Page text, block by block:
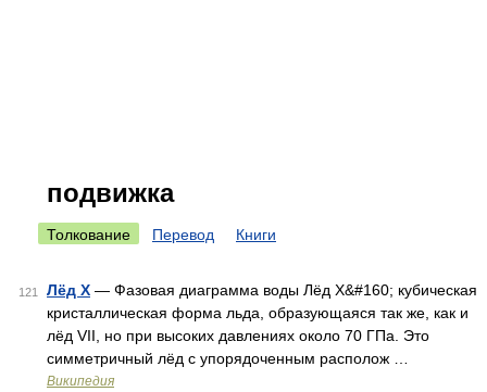
подвижка
Толкование Перевод Книги
121 Лёд X — Фазовая диаграмма воды Лёд X&#160; кубическая
кристаллическая форма льда, образующаяся так же, как и
лёд VII, но при высоких давлениях около 70 ГПа. Это
симметричный лёд с упорядоченным располож …
Википедия